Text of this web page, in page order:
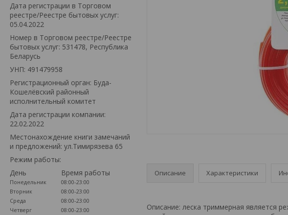
Дата регистрации в Торговом
реестре/Реестре бытовых услуг:
05.04.2022
Номер в Торговом реестре/Реестре
бытовых услуг: 531478, Республика
Беларусь
УНП: 491479958
Регистрационный орган: Буда-
Кошелёвский районный
исполнительный комитет
Дата регистрации компании:
22.02.2022
Местонахождение книги замечаний
и предложений: ул.Тимирязева 65
Режим работы:
День
Время работы
Понедельник
08:00-23:00
Вторник
08:00-23:00
Среда
08:00-23:00
Четверг
08:00-23:00
Описание Характеристики
Описание: леска триммерная является